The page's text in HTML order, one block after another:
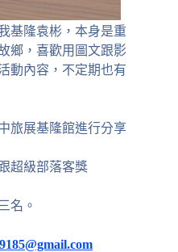
基隆袁彬，本身是重
鄉，喜歡用圖文跟影
動內容，不定期也有
旅展基隆館進行分享
超級部落客獎
名。